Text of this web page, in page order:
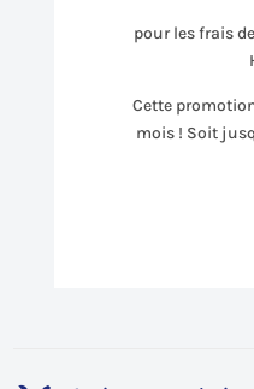
pour les frais
Cette
mois ! Soit